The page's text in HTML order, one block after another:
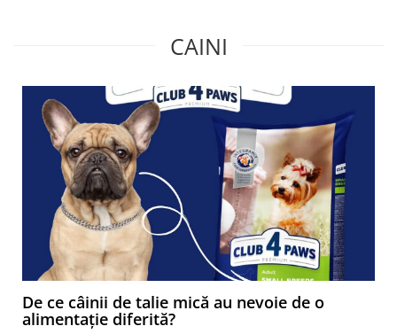
CAINI
De ce câinii de talie mică au nevoie de o
alimentație diferită?